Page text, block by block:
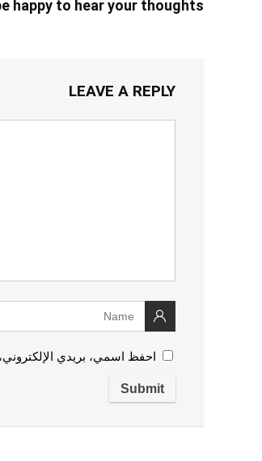
happy to hear your thoughts
LEAVE A REPLY
احفظ اسمي، بريدي